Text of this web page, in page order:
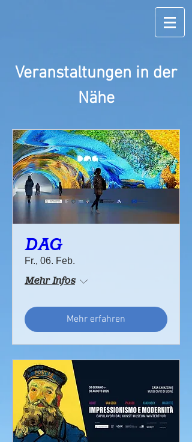
Veranstaltungen in der
Nähe
DAG
Fr., 06. Feb.
Mehr Infos
Mehr erfahren